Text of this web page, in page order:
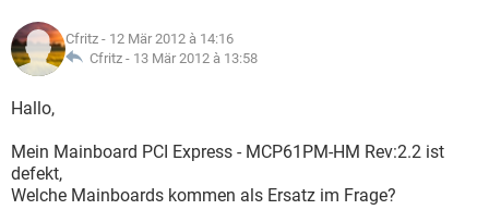
FACEBOOK
WHATSAPP
FACEBOOK
ANDROID
WINDOWS 10
WHATSAPP
SPIELE
ANDROID
WINDOWS 10
WHATSAPP TIKTOK
FACEBOOK HARDWARE
LEXIKON
SPIELE
WINDOWS 10
Cfritz - 12 Mär 2012 à 14:16
Cfritz - 13 Mär 2012 à 13:58
Hallo,
Mein Mainboard PCI Express - MCP61PM-HM Rev:2.2 ist
defekt,
Welche Mainboards kommen als Ersatz im Frage?